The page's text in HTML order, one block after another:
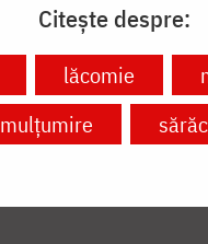
Citește despre:
lăcomie
mulțumire